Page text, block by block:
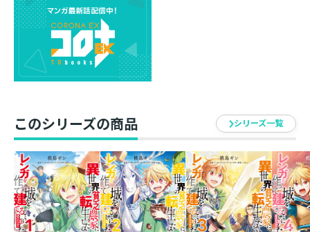
バルガスが仲間になり、陣を取り装備を揃えフォンター
ナ軍との戦いに備えるアルスたち。
大きな戦力差を前に奇襲作戦に出る彼らの前に、フォン
ターナ家・家宰レイモンドが立ちはだかる。
身体強化を駆使しながら剣を振るうアルスと、氷魔法で
このシリーズの商品 シリーズ一覧